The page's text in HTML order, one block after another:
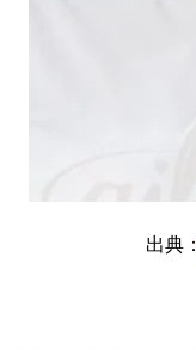
出典：